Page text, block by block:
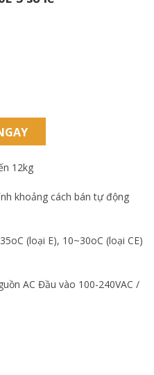
12kg
khoảng cách bán tự động
(loại E), 10~30oC (loại CE)
AC Đầu vào 100-240VAC /